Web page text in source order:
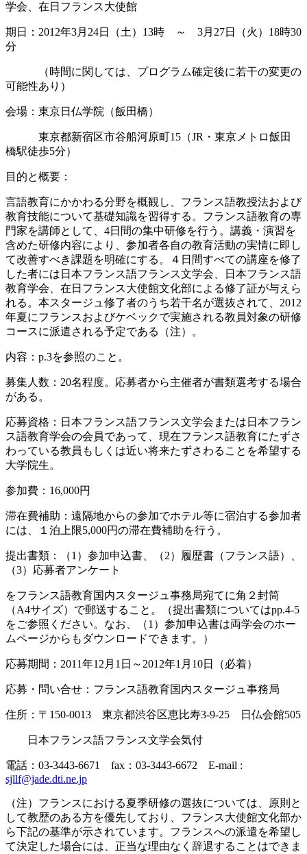
学会、在日フランス大使館
期日：2012年3月24日（土）13時 ～ 3月27日（火）18時30
分
（時間に関しては、プログラム確定後に若干の変更の
可能性あり）
会場：東京日仏学院（飯田橋）
東京都新宿区市谷船河原町15（JR・東京メトロ飯田
橋駅徒歩5分）
目的と概要：
言語教育にかかわる分野を概観し、フランス語教授法および
教育技能について基礎知識を習得する。フランス語教育の専
門家を講師として、4日間の集中研修を行う。講義・演習を
含めた研修内容により、参加者各自の教育活動の実情に即し
て改善すべき課題を明確にする。４日間すべての講座を修了
した者には日本フランス語フランス文学会、日本フランス語
教育学会、在日フランス大使館文化部による修了証が与えら
れる。本スタージュ修了者のうち若干名が選抜されて、2012
年夏にフランスおよびケベックで実施される教員対象の研修
コースに派遣される予定である（注）。
内容：p.3を参照のこと。
募集人数：20名程度。応募者から主催者が書類選考する場合
がある。
応募資格：日本フランス語フランス文学会または日本フラン
ス語教育学会の会員であって、現在フランス語教育にたずさ
わっている教員もしくは近い将来たずさわることを希望する
大学院生。
参加費：16,000円
滞在費補助：遠隔地からの参加でホテル等に宿泊する参加者
には、１泊上限5,000円の滞在費補助を行う。
提出書類：（1）参加申込書、（2）履歴書（フランス語）、
（3）応募者アンケート
をフランス語教育国内スタージュ事務局宛てに角２封筒
（A4サイズ）で郵送すること。（提出書類についてはpp.4-5
をご参照ください。なお、（1）参加申込書は両学会のホー
ムページからもダウンロードできます。）
応募期間：2011年12月1日～2012年1月10日（必着）
応募・問い合せ：フランス語教育国内スタージュ事務局
住所：〒150-0013 東京都渋谷区恵比寿3-9-25 日仏会館505
日本フランス語フランス文学会気付
電話：03-3443-6671 fax：03-3443-6672 E-mail :
sjllf@jade.dti.ne.jp
（注）フランスにおける夏季研修の選抜については、原則と
して教歴のある方を優先しており、フランス大使館文化部か
ら下記の基準が示されています。フランスへの派遣を希望し
て決定した場合には、正当な理由なく辞退することはできま